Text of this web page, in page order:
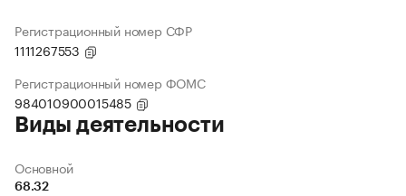
Регистрационный номер СФР
1111267553
Регистрационный номер ФОМС
984010900015485
Виды деятельности
Основной
68.32